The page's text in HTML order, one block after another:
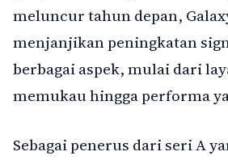
meluncur tahun depan,
menjanjikan peningkatan
berbagai aspek, mulai dari
memukau hingga performa
Sebagai penerus dari seri A